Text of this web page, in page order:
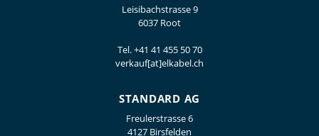
Leisibachstrasse 9
6037 Root
Tel.+41 41 455 50 70
verkauf[at]elkabel.ch
STANDARD AG
Freulerstrasse 6
4127 Birsfelden